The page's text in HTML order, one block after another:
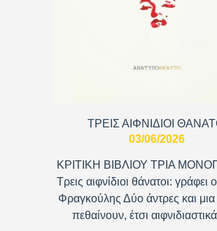
ΤΡΕΙΣ ΑΙΦΝΙΔΙΟΙ
03/06/2026
ΚΡΙΤΙΚΗ ΒΙΒΛΙΟΥ ΤΡΙΑ
Τρεις αιφνίδιοι θάνατοι: γράφει
Φραγκούλης Δύο άντρες και μια
πεθαίνουν, έτσι